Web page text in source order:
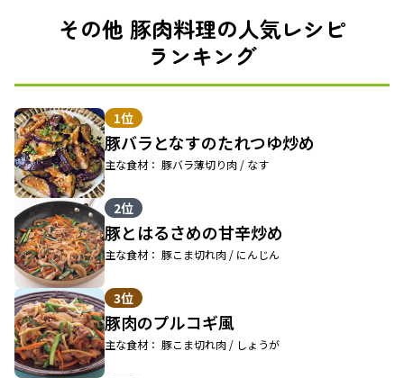
その他 豚肉料理の人気レシピ
ランキング
1位
豚バラとなすのたれつゆ炒め
主な食材： 豚バラ薄切り肉 / なす
2位
豚とはるさめの甘辛炒め
主な食材： 豚こま切れ肉 / にんじん
3位
豚肉のプルコギ風
主な食材： 豚こま切れ肉 / しょうが